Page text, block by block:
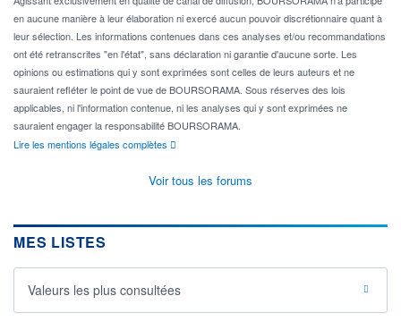
en aucune manière à leur élaboration ni exercé aucun pouvoir discrétionnaire quant à
leur sélection. Les informations contenues dans ces analyses et/ou recommandations
ont été retranscrites "en l'état", sans déclaration ni garantie d'aucune sorte. Les
opinions ou estimations qui y sont exprimées sont celles de leurs auteurs et ne
sauraient refléter le point de vue de BOURSORAMA. Sous réserves des lois
applicables, ni l'information contenue, ni les analyses qui y sont exprimées ne
sauraient engager la responsabilité BOURSORAMA.
Lire les mentions légales complètes
Voir tous les forums
MES LISTES
Valeurs les plus consultées